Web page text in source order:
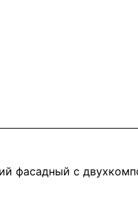
фасадный с